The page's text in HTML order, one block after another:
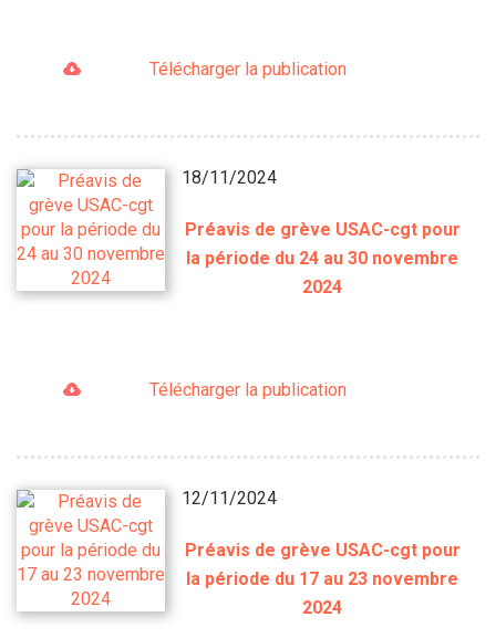
Télécharger la publication
18/11/2024
Préavis de grève USAC-cgt pour
la période du 24 au 30 novembre
2024
Télécharger la publication
12/11/2024
Préavis de grève USAC-cgt pour
la période du 17 au 23 novembre
2024